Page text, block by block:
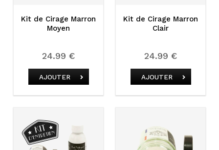
Kit de Cirage Marron
Moyen
24.99 €
AJOUTER
Kit de Cirage Marron
Clair
24.99 €
AJOUTER